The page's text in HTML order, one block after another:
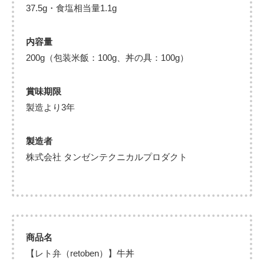
37.5g・食塩相当量1.1g
内容量
200g（包装米飯：100g、丼の具：100g）
賞味期限
製造より3年
製造者
株式会社 タンゼンテクニカルプロダクト
商品名
【レト弁（retoben）】牛丼